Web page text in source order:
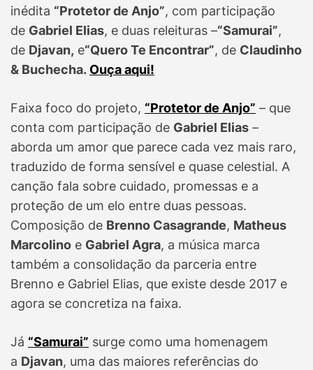
inédita “Protetor de Anjo”, com participação
de Gabriel Elias, e duas releituras –“Samurai”,
de Djavan, e“Quero Te Encontrar”, de Claudinho
& Buchecha. Ouça aqui!
Faixa foco do projeto, “Protetor de Anjo” – que
conta com participação de Gabriel Elias –
aborda um amor que parece cada vez mais raro,
traduzido de forma sensível e quase celestial. A
canção fala sobre cuidado, promessas e a
proteção de um elo entre duas pessoas.
Composição de Brenno Casagrande, Matheus
Marcolino e Gabriel Agra, a música marca
também a consolidação da parceria entre
Brenno e Gabriel Elias, que existe desde 2017 e
agora se concretiza na faixa.
Já “Samurai” surge como uma homenagem
a Djavan, uma das maiores referências do